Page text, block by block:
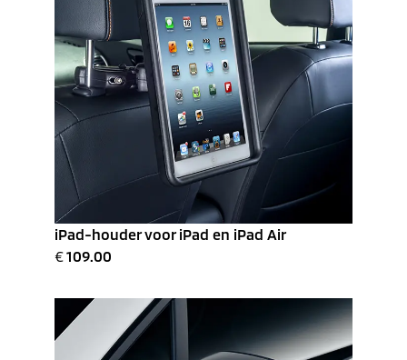
iPad-houder voor iPad en iPad Air
€109.00